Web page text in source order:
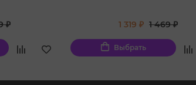
₽ 1 319 ₽ 1 469 ₽
Выбрать